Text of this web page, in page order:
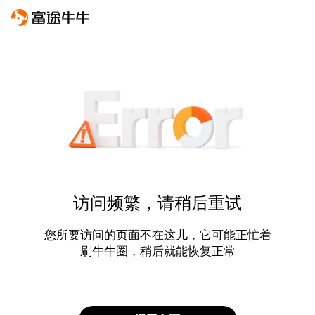
访问频繁，请稍后重试
您所要访问的页面不在这儿，它可能正忙着
刷牛牛圈，稍后就能恢复正常